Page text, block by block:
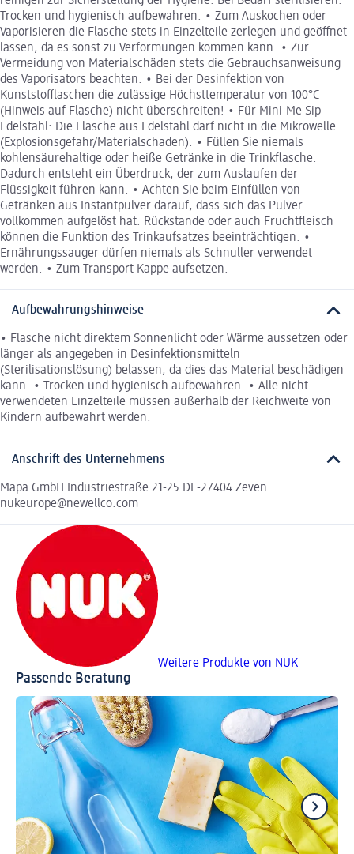
Trocken und hygienisch aufbewahren. • Zum Auskochen oder
Vaporisieren die Flasche stets in Einzelteile zerlegen und geöffnet
lassen, da es sonst zu Verformungen kommen kann. • Zur
Vermeidung von Materialschäden stets die Gebrauchsanweisung
des Vaporisators beachten. • Bei der Desinfektion von
Kunststofflaschen die zulässige Höchsttemperatur von 100°C
(Hinweis auf Flasche) nicht überschreiten! • Für Mini-Me Sip
Edelstahl: Die Flasche aus Edelstahl darf nicht in die Mikrowelle
(Explosionsgefahr/Materialschaden). • Füllen Sie niemals
kohlensäurehaltige oder heiße Getränke in die Trinkflasche.
Dadurch entsteht ein Überdruck, der zum Auslaufen der
Flüssigkeit führen kann. • Achten Sie beim Einfüllen von
Getränken aus Instantpulver darauf, dass sich das Pulver
vollkommen aufgelöst hat. Rückstande oder auch Fruchtfleisch
können die Funktion des Trinkaufsatzes beeinträchtigen. •
Ernährungssauger dürfen niemals als Schnuller verwendet
werden. • Zum Transport Kappe aufsetzen.
Aufbewahrungshinweise
• Flasche nicht direktem Sonnenlicht oder Wärme aussetzen oder
länger als angegeben in Desinfektionsmitteln
(Sterilisationslösung) belassen, da dies das Material beschädigen
kann. • Trocken und hygienisch aufbewahren. • Alle nicht
verwendeten Einzelteile müssen außerhalb der Reichweite von
Kindern aufbewahrt werden.
Anschrift des Unternehmens
Mapa GmbH Industriestraße 21-25 DE-27404 Zeven
nukeurope@newellco.com
Weitere Produkte von NUK
Passende Beratung